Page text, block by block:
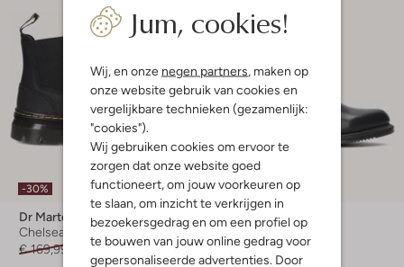
Jum, cookies!
Wij, en onze negen partners , maken op
onze website gebruik van cookies en
vergelijkbare technieken (gezamenlijk:
"cookies").
Wij gebruiken cookies om ervoor te
zorgen dat onze website goed
functioneert, om jouw voorkeuren op
te slaan, om inzicht te verkrijgen in
bezoekersgedrag en om een profiel op
te bouwen van jouw online gedrag voor
gepersonaliseerde advertenties. Door
-30%
Dr Martens
Chelsea boots
€ 169,99
€ 118,99
Laatste items
-50%
Dr Martens
Chelsea boots
€ 169,95 € 84,99